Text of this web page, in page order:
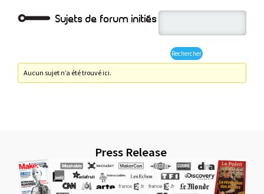
Sujets de forum initiés
Aucun sujet n’a été trouvé ici.
Press Release